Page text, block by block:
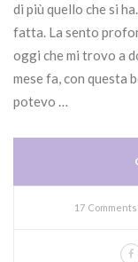
di più quello che si
fatta. La sento
oggi che mi trovo a
mese fa, con questa
potevo …
17 Comments